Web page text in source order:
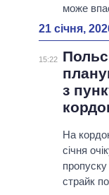
може
21 січня,
15:22
з
На
січня
страйк